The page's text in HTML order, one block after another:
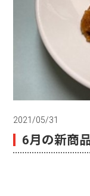
2021/05/31
6月の新商